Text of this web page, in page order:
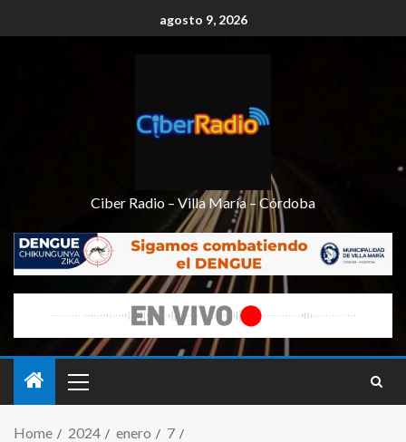
agosto 9, 2026
Ciber Radio – Villa María – Córdoba
Home 2024 enero
7